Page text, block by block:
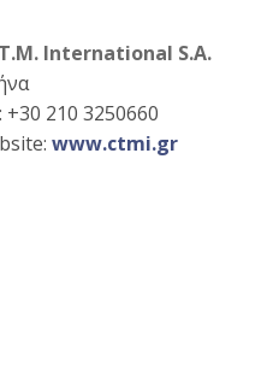
International S.A.
+30 210 3250660
www.ctmi.gr